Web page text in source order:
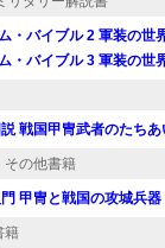
・バイブル 2 軍装の世
・バイブル 3 軍装の世
戦国甲冑武者のたち
その他書籍
甲冑と戦国の攻城兵器
籍